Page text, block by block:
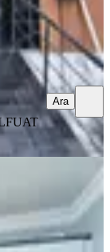
FUAT
Ara
Ve İnan
Kapalı